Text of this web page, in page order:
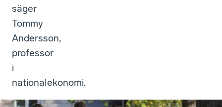
säger
Tommy
Andersson,
professor
i
nationalekonomi.